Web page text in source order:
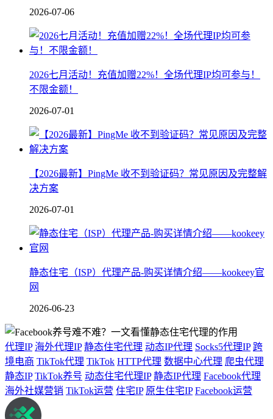
2026-07-06
2026七月活动！充值加赠22%！全场代理IP均可参与！
不限金额！
2026-07-01
【2026最新】PingMe 收不到验证码？常见原因及完整解
决方案
2026-07-01
静态住宅（ISP）代理产品-购买详情介绍——kookeey官
网
2026-06-23
代理IP 海外代理IP 静态住宅代理 动态IP代理 Socks5代理IP 跨
境电商 TikTok代理 TikTok HTTP代理 数据中心代理 爬虫代理
静态IP TikTok养号 动态住宅代理IP 静态IP代理 Facebook代理
海外社媒营销 TikTok运营 住宅IP 原生住宅IP Facebook运营